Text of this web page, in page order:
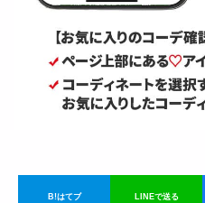
B!はてブ LINEで送る